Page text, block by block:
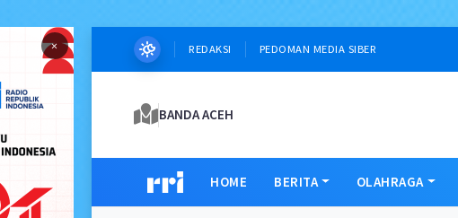
× REDAKSI PEDOMAN MEDIA SIBER
BANDA ACEH
HOME BERITA OLAHRAGA